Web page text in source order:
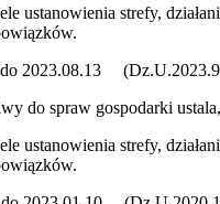
ustanowienia strefy,
do 2023.08.13
do spraw gospodarki
ustanowienia strefy,